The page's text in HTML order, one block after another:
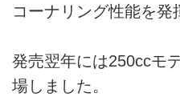
コーナリング性能を発
発売翌年には250ccモ
場しました。